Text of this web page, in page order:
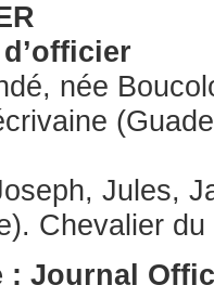
née
Jules,
Chevalier
: Journal